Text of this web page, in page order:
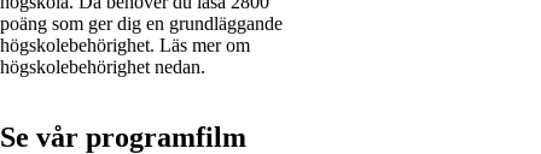
poäng som ger dig en grundläggande
högskolebehörighet. Läs mer om
högskolebehörighet nedan.
Se vår programfilm